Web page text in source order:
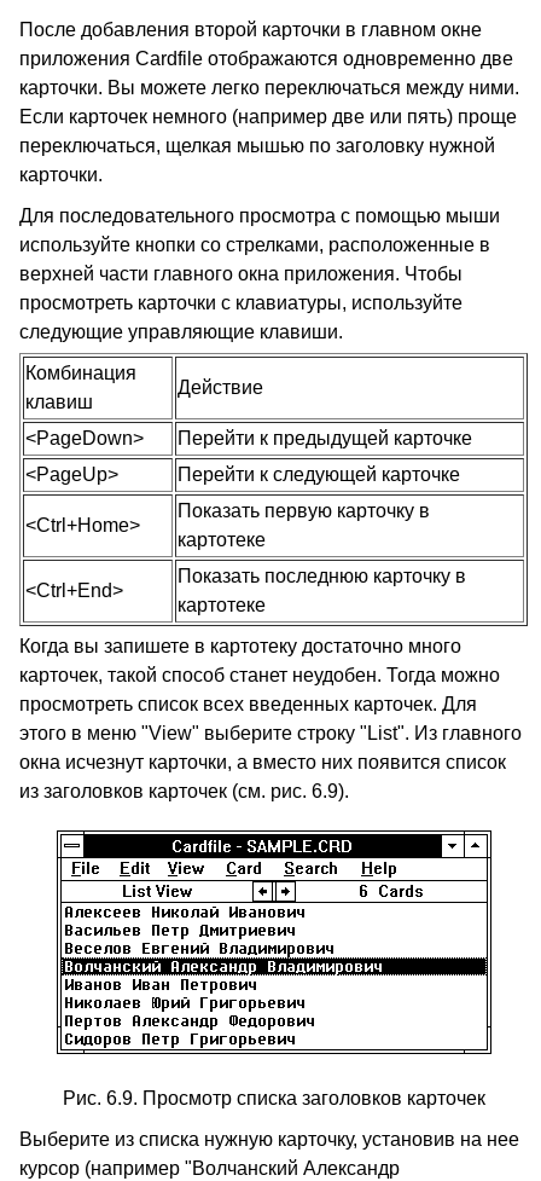
После добавления второй карточки в главном окне
приложения Cardfile отображаются одновременно две
карточки. Вы можете легко переключаться между ними.
Если карточек немного (например две или пять) проще
переключаться, щелкая мышью по заголовку нужной
карточки.
Для последовательного просмотра с помощью мыши
используйте кнопки со стрелками, расположенные в
верхней части главного окна приложения. Чтобы
просмотреть карточки с клавиатуры, используйте
следующие управляющие клавиши.
Комбинация
клавиш
Действие
<PageDown>
Перейти к предыдущей карточке
<PageUp>
Перейти к следующей карточке
<Ctrl+Home>
Показать первую карточку в
картотеке
<Ctrl+End>
Показать последнюю карточку в
картотеке
Когда вы запишете в картотеку достаточно много
карточек, такой способ станет неудобен. Тогда можно
просмотреть список всех введенных карточек. Для
этого в меню "View" выберите строку "List". Из главного
окна исчезнут карточки, а вместо них появится список
из заголовков карточек (см. рис. 6.9).
Рис. 6.9. Просмотр списка заголовков карточек
Выберите из списка нужную карточку, установив на нее
курсор (например "Волчанский Александр